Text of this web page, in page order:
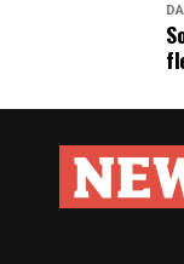
tidigare
Köpenhamns
nytt
HH-visionen